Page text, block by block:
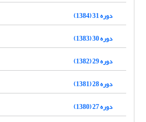
دوره 31 (1384)
دوره 30 (1383)
دوره 29 (1382)
دوره 28 (1381)
دوره 27 (1380)